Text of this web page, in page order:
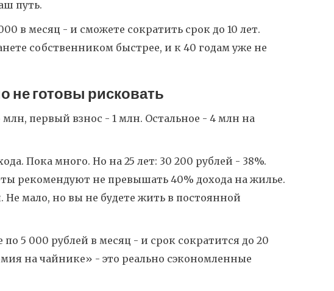
путь.
в месяц - и сможете сократить срок до 10 лет.
собственником быстрее, и к 40 годам уже не
не готовы рисковать
первый взнос - 1 млн. Остальное - 4 млн на
Пока много. Но на 25 лет: 30 200 рублей - 38%.
рекомендуют не превышать 40% дохода на жилье.
мало, но вы не будете жить в постоянной
5 000 рублей в месяц - и срок сократится до 20
на чайнике» - это реально сэкономленные